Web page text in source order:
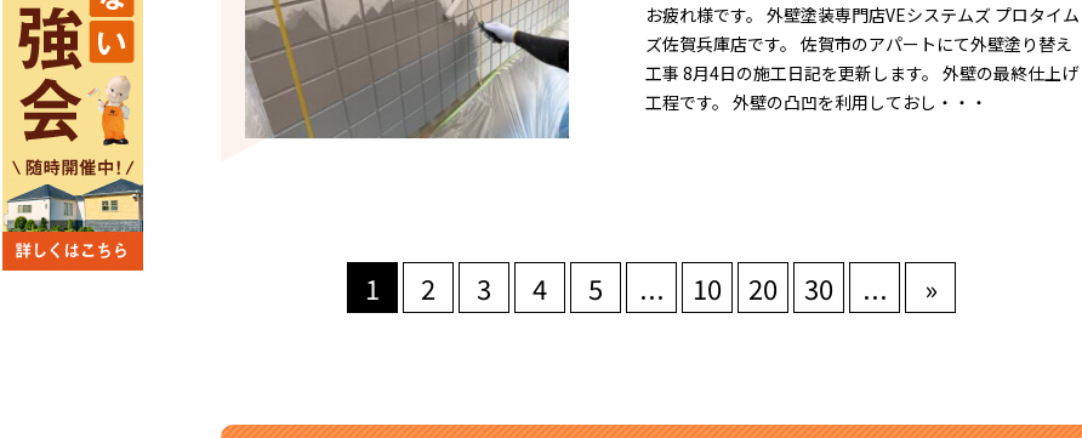
お疲れ様です。 外壁塗装専門店VEシステムズ プロタイム
ズ佐賀兵庫店です。 佐賀市のアパートにて外壁塗り替え
工事 8月4日の施工日記を更新します。 外壁の最終仕上げ
工程です。 外壁の凸凹を利用しておし・・・
1 2 3 4 5 ... 10 20 30 ... »